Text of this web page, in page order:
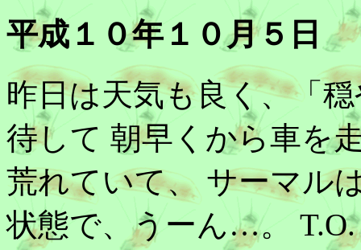
平成１０年１０月５日
昨日は天気も良く、「
待して 朝早くから車を
荒れていて、 サーマル
状態で、うーん…。